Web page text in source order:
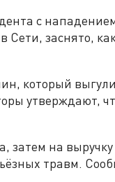
с
заснято,
который
утверждают,
затем на
травм.